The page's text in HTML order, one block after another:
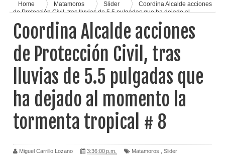
Home Matamoros Slider
Coordina Alcalde acciones
de Protección Civil, tras lluvias de 5.5 pulgadas que ha dejado al
Coordina Alcalde acciones
de Protección Civil, tras
lluvias de 5.5 pulgadas que
ha dejado al momento la
tormenta tropical # 8
Miguel Carrillo Lozano 3:36:00 p.m. Matamoros Slider